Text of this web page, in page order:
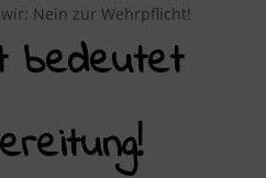
Nein zur Wehrpflicht!
bedeutet